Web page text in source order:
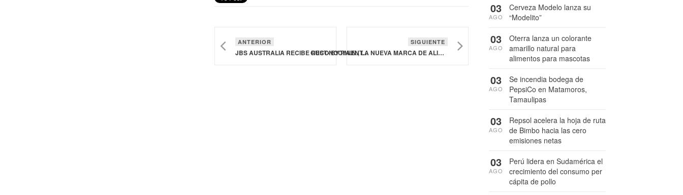
ANTERIOR
JBS AUSTRALIA RECIBE RECONOCIMIENTO EN LOS PREMIOS WORLDSTAR PACKAGING AWARDS 2024
SIGUIENTE
GUST• BY P.A.N., LA NUEVA MARCA DE ALIMENTOS QUE INGRESA AL MERCADO ECUATORIANO
Cerveza Modelo lanza su
“Modelito”
03
AGO
Oterra lanza un colorante
amarillo natural para
alimentos para mascotas
03
AGO
Se incendia bodega de
PepsiCo en Matamoros,
Tamaulipas
03
AGO
Repsol acelera la hoja de ruta
de Bimbo hacia las cero
emisiones netas
03
AGO
Perú lidera en Sudamérica el
crecimiento del consumo per
cápita de pollo
03
AGO